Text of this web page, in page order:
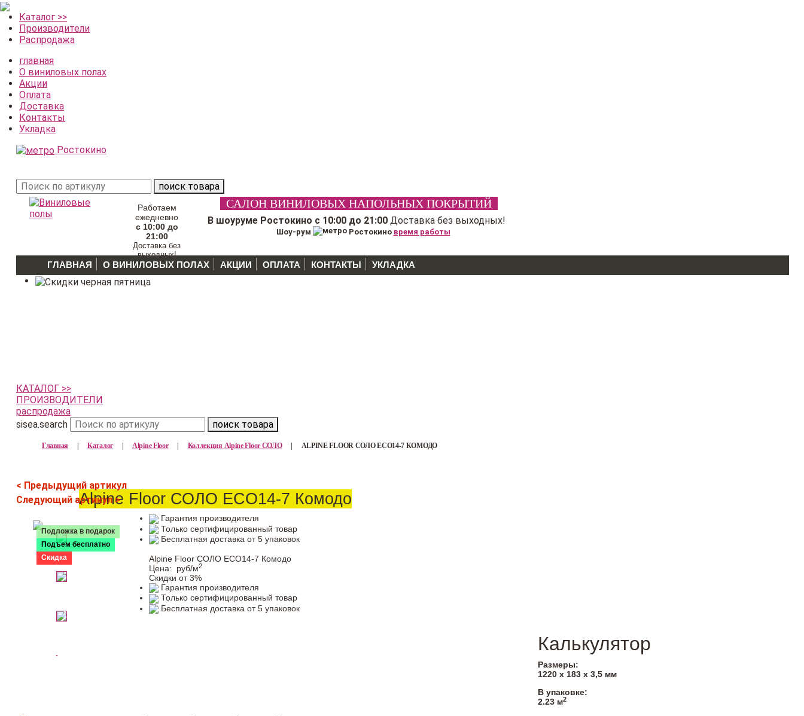
Каталог >>
Производители
Распродажа
главная
О виниловых полах
Акции
Оплата
Доставка
Контакты
Укладка
Ростокино
поиск товара
Работаем
ежедневно
с 10:00 до
21:00
Доставка без
выходных!
САЛОН ВИНИЛОВЫХ НАПОЛЬНЫХ ПОКРЫТИЙ
В шоуруме Ростокино с 10:00 до 21:00 Доставка без выходных!
Шоу-рум Ростокино время работы
ГЛАВНАЯ О ВИНИЛОВЫХ ПОЛАХ АКЦИИ ОПЛАТА КОНТАКТЫ УКЛАДКА
КАТАЛОГ >>
ПРОИЗВОДИТЕЛИ
распродажа
sisea.search
поиск товара
Главная Каталог Alpine Floor Коллекция Alpine Floor СОЛО ALPINE FLOOR СОЛО ECO14-7 КОМОДО
< Предыдущий артикул
Следующий артикул >Alpine Floor СОЛО ECO14-7 Комодо
Подложка в подарок
Подъем бесплатно
Скидка
Гарантия производителя
Только сертифицированный товар
Бесплатная доставка от 5 упаковок
Alpine Floor СОЛО ECO14-7 Комодо
Цена:
руб/м2
Скидки от 3%
Гарантия производителя
Только сертифицированный товар
Бесплатная доставка от 5 упаковок
Калькулятор
Размеры:
1220 х 183 х 3,5 мм
В упаковке:
2.23 м2